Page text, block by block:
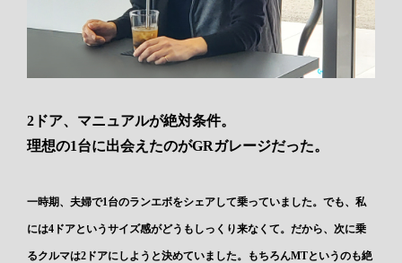
2ドア、マニュアルが絶対条件。
理想の1台に出会えたのがGRガレージだった。
一時期、夫婦で1台のランエボをシェアして乗っていました。でも、私
には4ドアというサイズ感がどうもしっくり来なくて。だから、次に乗
るクルマは2ドアにしようと決めていました。もちろんMTというのも絶